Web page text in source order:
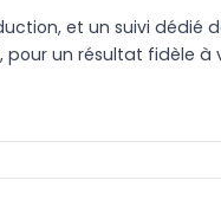
et un suivi dédié
pour un résultat fidèle à